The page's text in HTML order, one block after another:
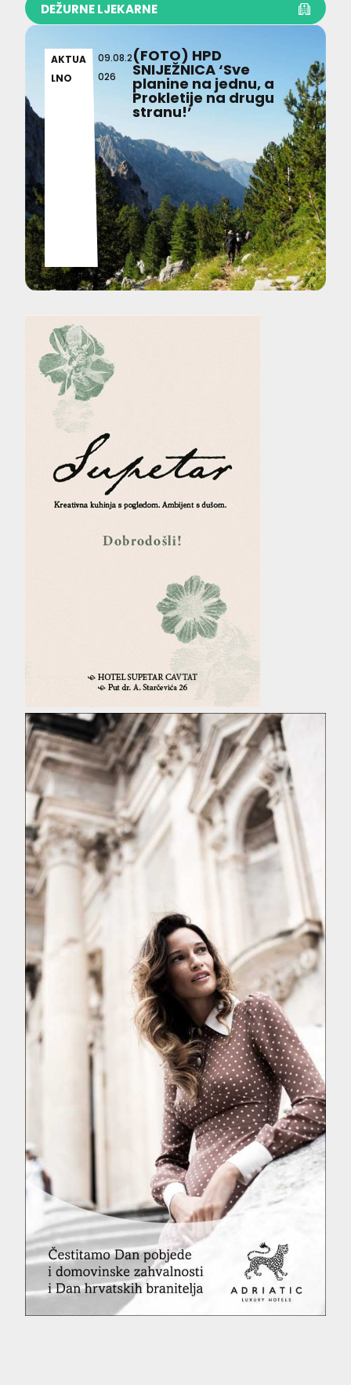
DEŽURNE LJEKARNE
AKTUA
LNO
09.08.2
026
(FOTO) HPD
SNIJEŽNICA ‘Sve
planine na jednu, a
Prokletije na drugu
stranu!’